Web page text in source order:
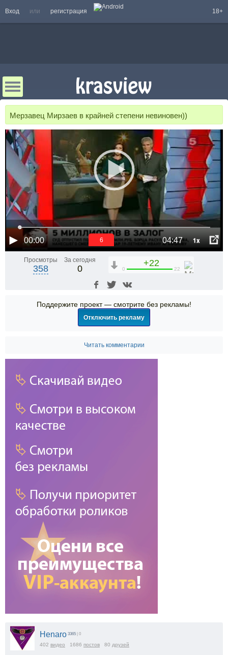
Вход или регистрация 18+
Мерзавец Мирзаев в крайней степени невиновен))
00:00 04:47 1x
6
Просмотры
358
За сегодня
0
+22
0 22
Поддержите проект — смотрите без рекламы!
Отключить рекламу
Читать комментарии
Henaro 3365 | 0
402 видео 1686 постов 80 друзей